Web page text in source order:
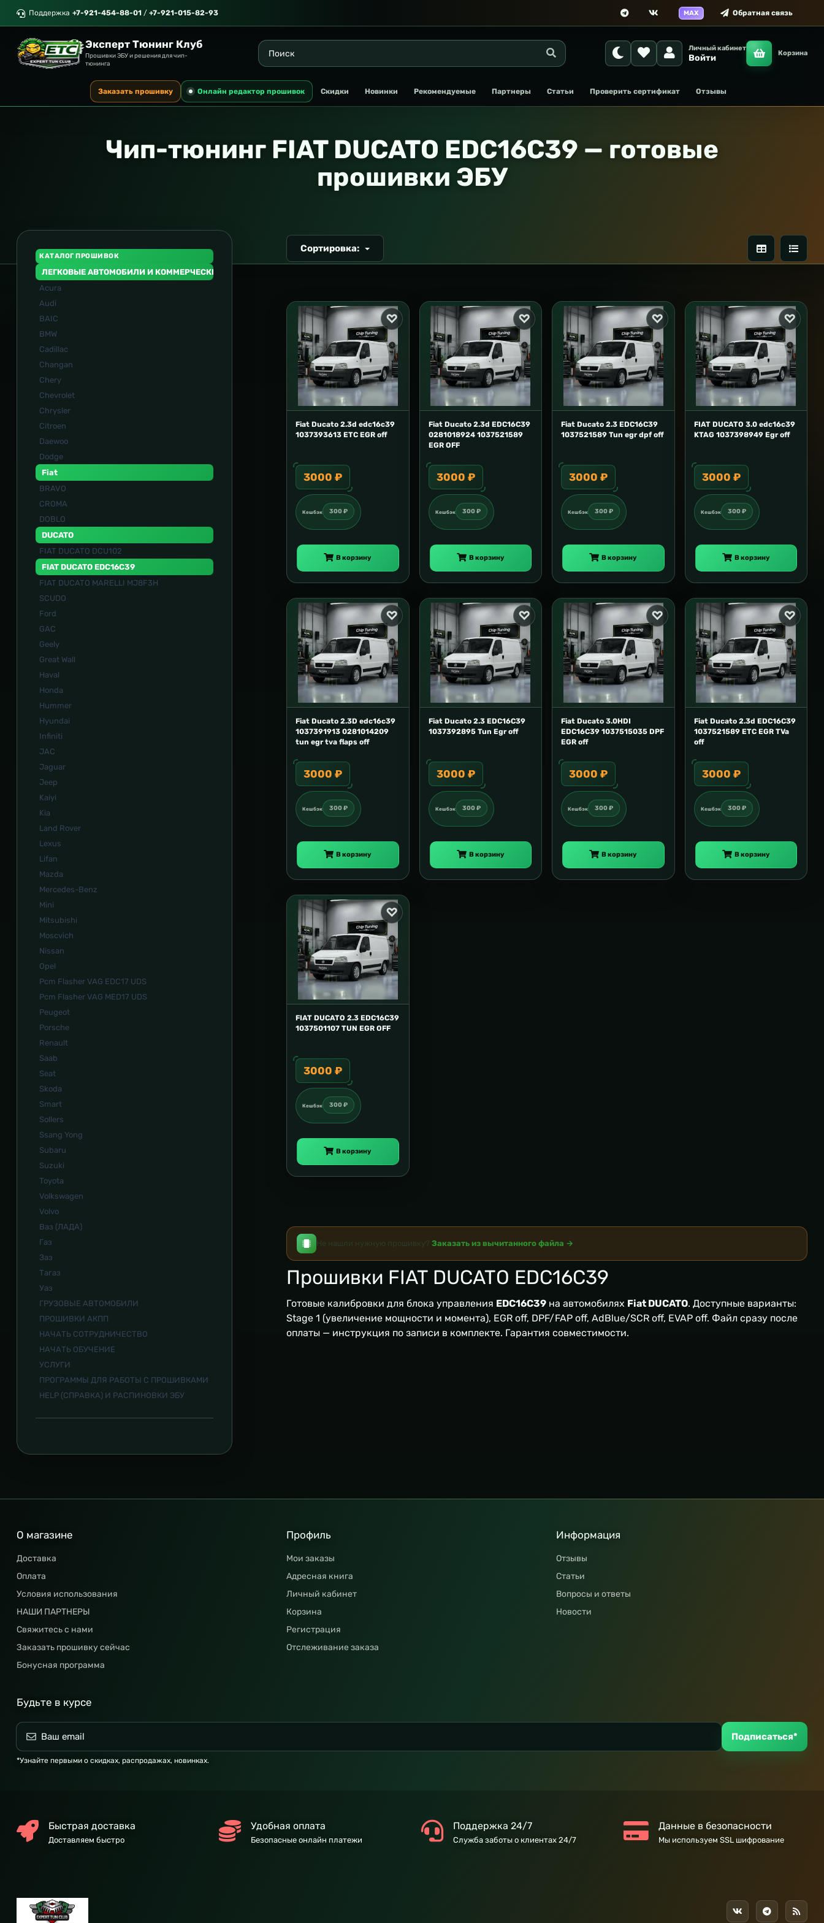
Поддержка +7-921-454-88-01 / +7-921-015-82-93 MAX Обратная связь
Эксперт Тюнинг Клуб
Прошивки ЭБУ и решения для чип-
тюнинга
Личный кабинет
Войти Корзина
Заказать прошивку Онлайн редактор прошивок Скидки Новинки Рекомендуемые Партнеры Статьи Проверить сертификат Отзывы
Чип-тюнинг FIAT DUCATO EDC16C39 — готовые
прошивки ЭБУ
КАТАЛОГ ПРОШИВОК
ЛЕГКОВЫЕ АВТОМОБИЛИ И КОММЕРЧЕСКИЙ ТРАНСПОРТ
Acura
Audi
BAIC
BMW
Cadillac
Changan
Chery
Chevrolet
Chrysler
Citroen
Daewoo
Dodge
Fiat
BRAVO
CROMA
DOBLO
DUCATO
FIAT DUCATO DCU102
FIAT DUCATO EDC16C39
FIAT DUCATO MARELLI MJ8F3H
SCUDO
Ford
GAC
Geely
Great Wall
Haval
Honda
Hummer
Hyundai
Infiniti
JAC
Jaguar
Jeep
Kaiyi
Kia
Land Rover
Lexus
Lifan
Mazda
Mercedes-Benz
Mini
Mitsubishi
Moscvich
Nissan
Opel
Pcm Flasher VAG EDC17 UDS
Pcm Flasher VAG MED17 UDS
Peugeot
Porsche
Renault
Saab
Seat
Skoda
Smart
Sollers
Ssang Yong
Subaru
Suzuki
Toyota
Volkswagen
Volvo
Ваз (ЛАДА)
Газ
Заз
Тагаз
Уаз
ГРУЗОВЫЕ АВТОМОБИЛИ
ПРОШИВКИ АКПП
НАЧАТЬ СОТРУДНИЧЕСТВО
НАЧАТЬ ОБУЧЕНИЕ
УСЛУГИ
ПРОГРАММЫ ДЛЯ РАБОТЫ С ПРОШИВКАМИ
HELP (СПРАВКА) И РАСПИНОВКИ ЭБУ
Сортировка:
Fiat Ducato 2.3d edc16c39
1037393613 ETC EGR off
3000 ₽
Кешбэк 300 ₽
В корзину
Fiat Ducato 2.3d EDC16C39
0281018924 1037521589
EGR OFF
3000 ₽
Кешбэк 300 ₽
В корзину
Fiat Ducato 2.3 EDC16C39
1037521589 Tun egr dpf off
3000 ₽
Кешбэк 300 ₽
В корзину
FIAT DUCATO 3.0 edc16c39
KTAG 1037398949 Egr off
3000 ₽
Кешбэк 300 ₽
В корзину
Fiat Ducato 2.3D edc16c39
1037391913 0281014209
tun egr tva flaps off
3000 ₽
Кешбэк 300 ₽
В корзину
Fiat Ducato 2.3 EDC16C39
1037392895 Tun Egr off
3000 ₽
Кешбэк 300 ₽
В корзину
Fiat Ducato 3.0HDI
EDC16C39 1037515035 DPF
EGR off
3000 ₽
Кешбэк 300 ₽
В корзину
Fiat Ducato 2.3d EDC16C39
1037521589 ETC EGR TVa
off
3000 ₽
Кешбэк 300 ₽
В корзину
FIAT DUCATO 2.3 EDC16C39
1037501107 TUN EGR OFF
3000 ₽
Кешбэк 300 ₽
В корзину
Не нашли нужную прошивку? Заказать из вычитанного файла →
Прошивки FIAT DUCATO EDC16C39
Готовые калибровки для блока управления EDC16C39 на автомобилях Fiat DUCATO. Доступные варианты:
Stage 1 (увеличение мощности и момента), EGR off, DPF/FAP off, AdBlue/SCR off, EVAP off. Файл сразу после
оплаты — инструкция по записи в комплекте. Гарантия совместимости.
О магазине
Доставка
Оплата
Условия использования
НАШИ ПАРТНЕРЫ
Свяжитесь с нами
Заказать прошивку сейчас
Бонусная программа
Профиль
Мои заказы
Адресная книга
Личный кабинет
Корзина
Регистрация
Отслеживание заказа
Информация
Отзывы
Статьи
Вопросы и ответы
Новости
Будьте в курсе
Подписаться*
*Узнайте первыми о скидках, распродажах, новинках.
Быстрая доставка
Доставляем быстро
Удобная оплата
Безопасные онлайн платежи
Поддержка 24/7
Служба заботы о клиентах 24/7
Данные в безопасности
Мы используем SSL шифрование